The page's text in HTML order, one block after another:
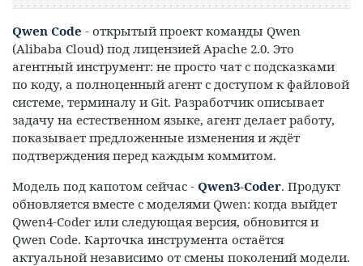
Qwen Code - открытый проект команды Qwen
(Alibaba Cloud) под лицензией Apache 2.0. Это
агентный инструмент: не просто чат с подсказками
по коду, а полноценный агент с доступом к файловой
системе, терминалу и Git. Разработчик описывает
задачу на естественном языке, агент делает работу,
показывает предложенные изменения и ждёт
подтверждения перед каждым коммитом.
Модель под капотом сейчас - Qwen3-Coder. Продукт
обновляется вместе с моделями Qwen: когда выйдет
Qwen4-Coder или следующая версия, обновится и
Qwen Code. Карточка инструмента остаётся
актуальной независимо от смены поколений модели.